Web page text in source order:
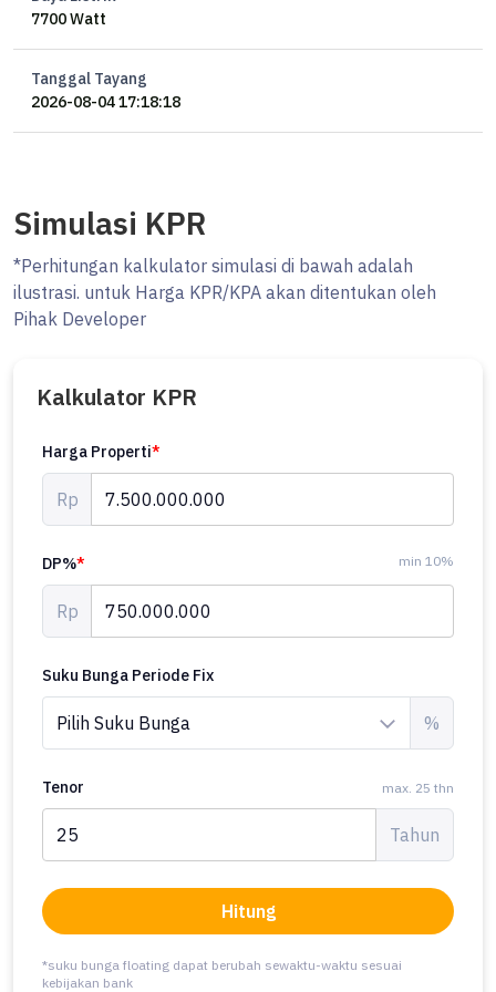
7700 Watt
Tanggal Tayang
2026-08-04 17:18:18
Simulasi KPR
*Perhitungan kalkulator simulasi di bawah adalah
ilustrasi. untuk Harga KPR/KPA akan ditentukan oleh
Pihak Developer
Kalkulator KPR
Harga Properti*
Rp
DP%* min 10%
Rp
Suku Bunga Periode Fix
%
Tenor max. 25 thn
Tahun
Hitung
*suku bunga floating dapat berubah sewaktu-waktu sesuai
kebijakan bank